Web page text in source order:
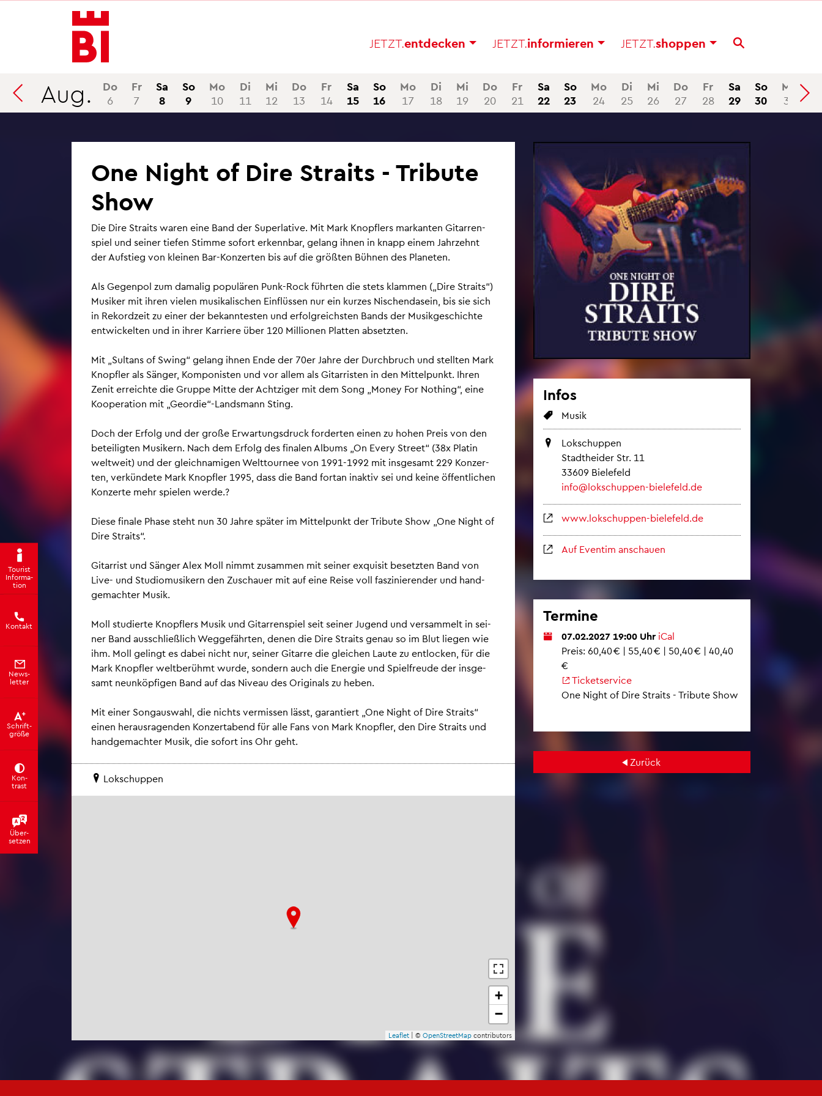
In­
halt
an­
sprin­
Menü
an­
sprin­
gen
Suche
an­
sprin­
gen
JETZT.ent­de­cken JETZT.in­for­mie­ren JETZT.shop­pen
Tou­rist
In­for­ma­
ti­on
Kon­takt
News­
let­ter
Schrift­
grö­ße
Kon­
trast
Über­
set­zen
Aug.
Do
6
Fr
7
Sa
8
So
9
Mo
10
Di
11
Mi
12
Do
13
Fr
14
Sa
15
So
16
Mo
17
Di
18
Mi
19
Do
20
Fr
21
Sa
22
So
23
Mo
24
Di
25
Mi
26
Do
27
Fr
28
Sa
29
So
30
Mo
31
One Night of Dire Straits - Tri­bu­te
Show
Die Dire Straits waren eine Band der Su­per­la­ti­ve. Mit Mark Knopf­lers mar­kan­ten Gi­tar­ren­
spiel und sei­ner tie­fen Stim­me so­fort er­kenn­bar, ge­lang ihnen in knapp einem Jahr­zehnt
der Auf­stieg von klei­nen Bar-Kon­zer­ten bis auf die grö­ß­ten Büh­nen des Pla­ne­ten.
Als Ge­gen­pol zum da­ma­lig po­pu­lä­ren Punk-Rock führ­ten die stets klam­men („Dire Straits“)
Mu­si­ker mit ihren vie­len mu­si­ka­li­schen Ein­flüs­sen nur ein kur­zes Ni­schen­da­sein, bis sie sich
in Re­kord­zeit zu einer der be­kann­tes­ten und er­folg­reichs­ten Bands der Mu­sik­ge­schich­te
ent­wi­ckel­ten und in ihrer Kar­rie­re über 120 Mil­lio­nen Plat­ten ab­setz­ten.
Mit „Sul­tans of Swing“ ge­lang ihnen Ende der 70er Jahre der Durch­bruch und stell­ten Mark
Knopf­ler als Sän­ger, Kom­po­nis­ten und vor allem als Gi­tar­ris­ten in den Mit­tel­punkt. Ihren
Zenit er­reich­te die Grup­pe Mitte der Acht­zi­ger mit dem Song „Money For Nothing“, eine
Ko­ope­ra­ti­on mit „Ge­or­die“-Lands­mann Sting.
Doch der Er­folg und der große Er­war­tungs­druck for­der­ten einen zu hohen Preis von den
be­tei­lig­ten Mu­si­kern. Nach dem Er­folg des fi­na­len Al­bums „On Every Street“ (38x Pla­tin
welt­weit) und der gleich­na­mi­gen Welt­tour­nee von 1991-1992 mit ins­ge­samt 229 Kon­zer­
ten, ver­kün­de­te Mark Knopf­ler 1995, dass die Band fort­an in­ak­tiv sei und keine öf­fent­li­chen
Kon­zer­te mehr spie­len werde.?
Diese fi­na­le Phase steht nun 30 Jahre spä­ter im Mit­tel­punkt der Tri­bu­te Show „One Night of
Dire Straits“.
Gi­tar­rist und Sän­ger Alex Moll nimmt zu­sam­men mit sei­ner ex­qui­sit be­setz­ten Band von
Live- und Stu­dio­mu­si­kern den Zu­schau­er mit auf eine Reise voll fas­zi­nie­ren­der und hand­
ge­mach­ter Musik.
Moll stu­dier­te Knopf­lers Musik und Gi­tar­ren­spiel seit sei­ner Ju­gend und ver­sam­melt in sei­
ner Band aus­schlie­ß­lich Weg­ge­fähr­ten, denen die Dire Straits genau so im Blut lie­gen wie
ihm. Moll ge­lingt es dabei nicht nur, sei­ner Gi­tar­re die glei­chen Laute zu ent­lo­cken, für die
Mark Knopf­ler welt­be­rühmt wurde, son­dern auch die En­er­gie und Spiel­freu­de der ins­ge­
samt neun­köp­fi­gen Band auf das Ni­veau des Ori­gi­nals zu heben.
Mit einer Son­gaus­wahl, die nichts ver­mis­sen lässt, ga­ran­tiert „One Night of Dire Straits“
einen her­aus­ra­gen­den Kon­zert­abend für alle Fans von Mark Knopf­ler, den Dire Straits und
hand­ge­mach­ter Musik, die so­fort ins Ohr geht.
Lok­schup­pen
+
−
Leaf­let| © Open­Street­Mapcon­tri­bu­tors
Infos
Musik
Lok­schup­pen
Stadt­hei­der Str. 11
33609 Bie­le­feld
info@​lokschuppen-​bielefeld.​de
www.​lokschuppen-​bielefeld.​de
Auf Even­tim an­schau­en
Ter­mi­ne
07.02.2027 19:00 Uhr iCal
Preis: 60,40 € | 55,40 € | 50,40 € | 40,40
€
Ti­cket­ser­vice
One Night of Dire Straits - Tri­bu­te Show
Zu­rück